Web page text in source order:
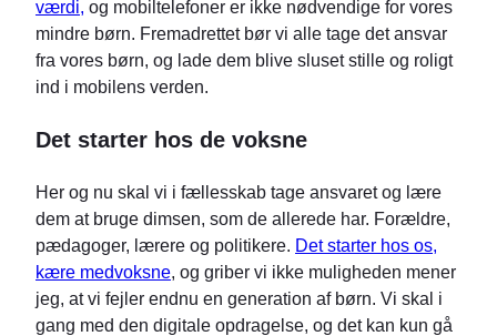
værdi, og mobiltelefoner er ikke nødvendige for vores
mindre børn. Fremadrettet bør vi alle tage det ansvar
fra vores børn, og lade dem blive sluset stille og roligt
ind i mobilens verden.
Det starter hos de voksne
Her og nu skal vi i fællesskab tage ansvaret og lære
dem at bruge dimsen, som de allerede har. Forældre,
pædagoger, lærere og politikere. Det starter hos os,
kære medvoksne, og griber vi ikke muligheden mener
jeg, at vi fejler endnu en generation af børn. Vi skal i
gang med den digitale opdragelse, og det kan kun gå